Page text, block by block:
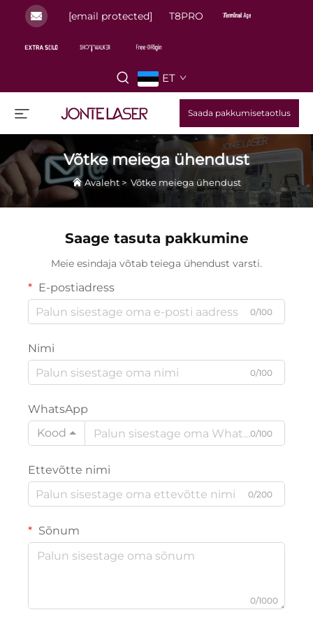
[email protected] T8PRO
ET
Saada pakkumisetaotlus
Võtke meiega ühendust
Avaleht > Võtke meiega ühendust
Saage tasuta pakkumine
Meie esindaja võtab teiega ühendust varsti.
E-postiadress
0/100
Nimi
0/100
WhatsApp
Kood
0/100
Ettevõtte nimi
0/200
Sõnum
0/1000